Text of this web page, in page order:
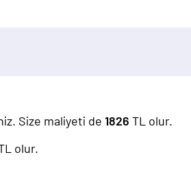
Size maliyeti de 1826 TL olur.
olur.